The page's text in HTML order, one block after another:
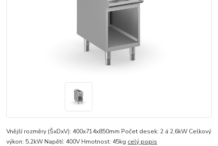
Vnější rozměry (ŠxDxV): 400x714x850mm Počet desek: 2 á 2,6kW Celkový
výkon: 5,2kW Napětí: 400V Hmotnost: 45kg celý popis